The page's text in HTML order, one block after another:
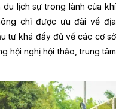
lịch sự trong lành của khí
chỉ được ưu đãi về địa
tư khá đầy đủ về các cơ sở
hội nghị hội thảo, trung tâm